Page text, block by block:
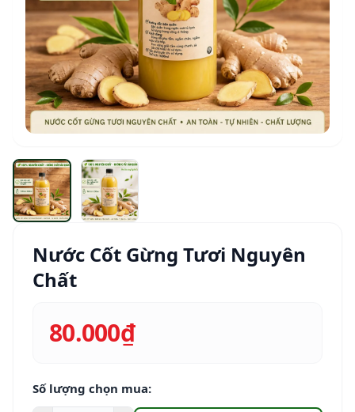
Nước Cốt Gừng Tươi Nguyên
Chất
80.000₫
Số lượng chọn mua: